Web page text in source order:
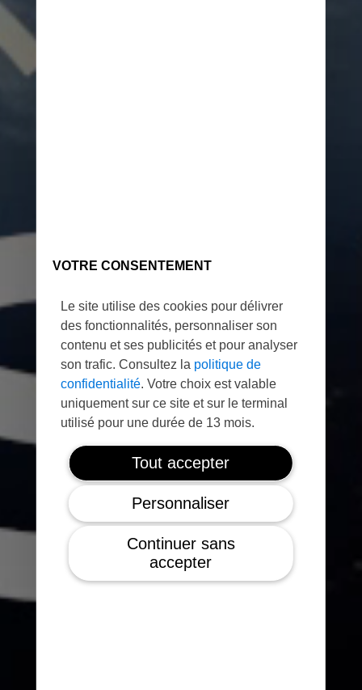
VOTRE CONSENTEMENT
Le site utilise des cookies pour délivrer
des fonctionnalités, personnaliser son
contenu et ses publicités et pour analyser
son trafic. Consultez la politique de
confidentialité. Votre choix est valable
uniquement sur ce site et sur le terminal
utilisé pour une durée de 13 mois.
Tout accepter
Personnaliser
Continuer sans
accepter